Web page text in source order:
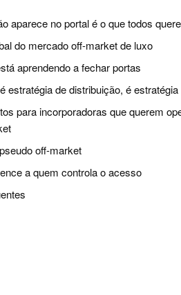
aparece no portal é o que todos
do mercado off-market de luxo
aprendendo a fechar portas
estratégia de distribuição, é
para incorporadoras que querem
off-market
a quem controla o acesso